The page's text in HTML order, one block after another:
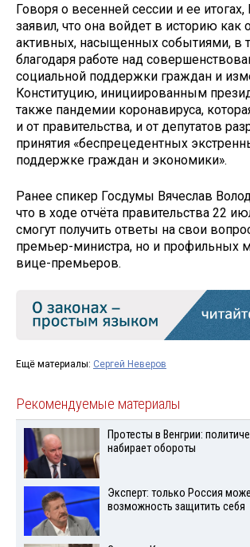
Говоря о весенней сессии и ее
заявил, что она войдет в историю как
активных, насыщенных событиями, в
благодаря работе над
социальной поддержки граждан и
Конституцию, инициированным
также пандемии коронавируса,
и от правительства, и от депутатов
принятия «беспрецедентных
поддержке граждан и экономики».
Ранее спикер Госдумы Вячеслав
что в ходе отчёта правительства 22
смогут получить ответы на свои
премьер-министра, но и профильных
вице-премьеров.
Ещё материалы: Сергей Неверов
Рекомендуемые материалы
Протесты в Венгрии:
набирает обороты
Эксперт: только Россия
возможность защитить себя